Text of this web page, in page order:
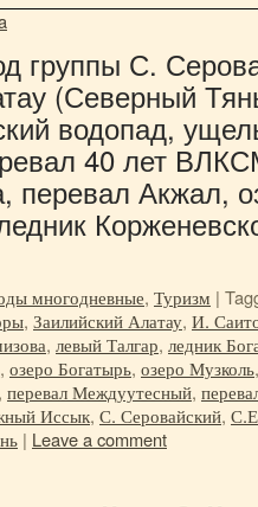
группы С.
(Северный
водопад,
40 лет
перевал Акжал,
многодневные, Туризм |
, Заилийский Алатау, И.
, левый Талгар, ледник
, озеро Богатырь, озеро Музколь
, перевал Междуутесный,
Иссык, С. Серовайский,
| Leave a comment